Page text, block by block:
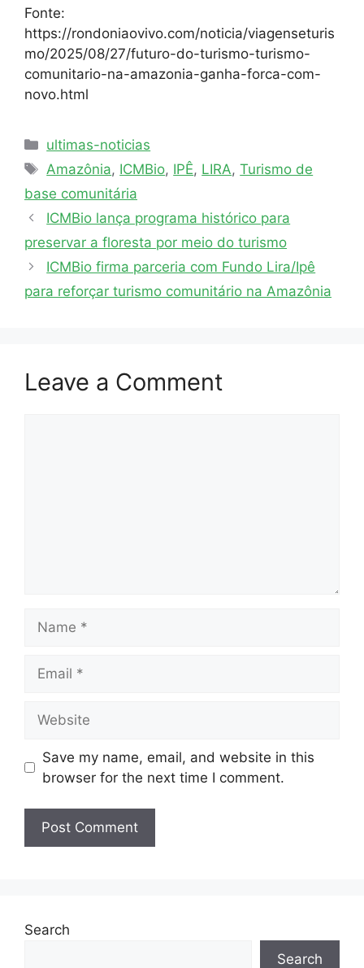
Fonte:
https://rondoniaovivo.com/noticia/viagenseturis
mo/2025/08/27/futuro-do-turismo-turismo-
comunitario-na-amazonia-ganha-forca-com-
novo.html
ultimas-noticias
Amazônia, ICMBio, IPÊ, LIRA,Turismo de
base comunitária
ICMBio lança programa histórico para
preservar a floresta por meio do turismo
ICMBio firma parceria com Fundo Lira/Ipê
para reforçar turismo comunitário na Amazônia
Leave a Comment
Save my name, email, and website in this
browser for the next time I comment.
Search
Search